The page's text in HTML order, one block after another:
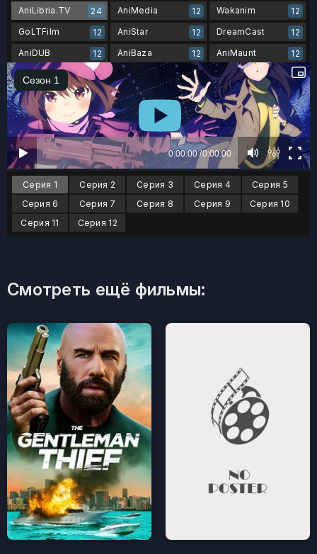
AniLibria.TV 24 AniMedia 12 Wakanim
12
GoLTFilm
12 AniStar 12 DreamCast
12
AniDUB
12 AniBaza 12 AniMaunt 12
Серия 1 Серия 2 Серия 3 Серия 4
Серия 5
Серия 6
Серия 7 Серия 8 Серия 9
Серия 10
Серия 11
Серия 12
Смотреть ещё фильмы: